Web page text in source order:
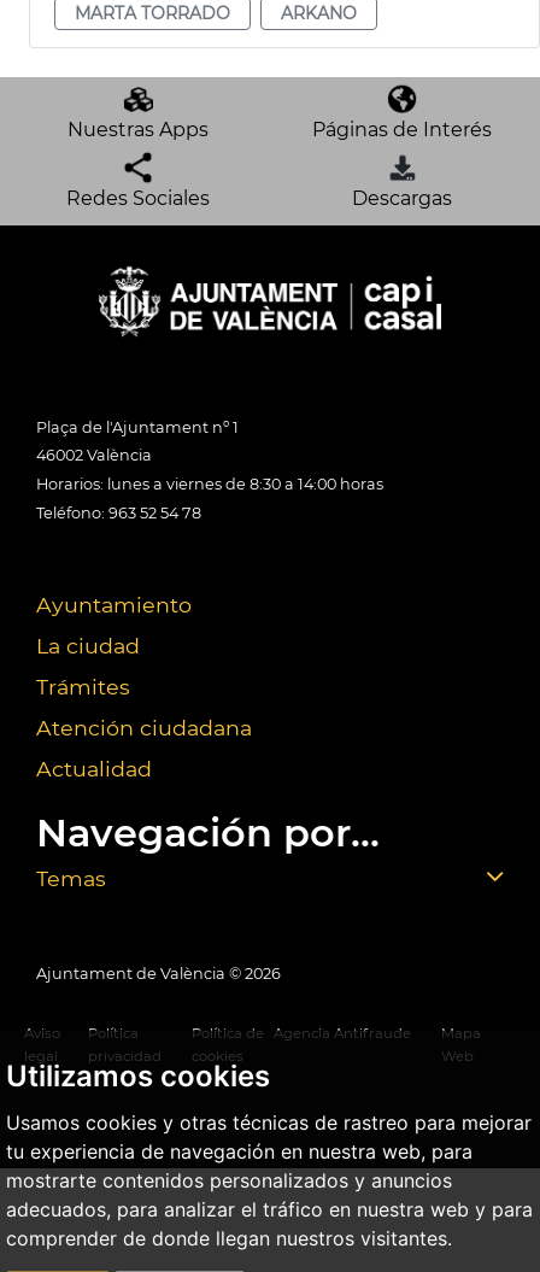
Utilizamos cookies
Usamos cookies y otras técnicas de rastreo para mejorar
tu experiencia de navegación en nuestra web, para
mostrarte contenidos personalizados y anuncios
adecuados, para analizar el tráfico en nuestra web y para
comprender de donde llegan nuestros visitantes.
MARTA TORRADO
ARKANO
Nuestras Apps Páginas de Interés
Redes Sociales Descargas
Plaça de l'Ajuntament nº 1
46002 València
Horarios: lunes a viernes de 8:30 a 14:00 horas
Teléfono: 963 52 54 78
Ayuntamiento
La ciudad
Trámites
Atención ciudadana
Actualidad
Navegación por...
Temas
Ajuntament de València © 2026
Aviso
legal
Política
privacidad
Política de
cookies
Agencia Antifraude
Mapa
Web